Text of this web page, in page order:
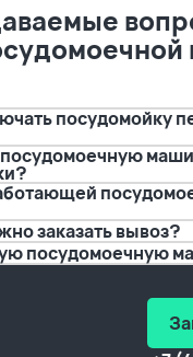
так
далеко.
А тут
с
вывозом.
И это
очень
удобно,
а
качество
не
хуже.
посудомойку
заказать вывоз?
посудомоечную